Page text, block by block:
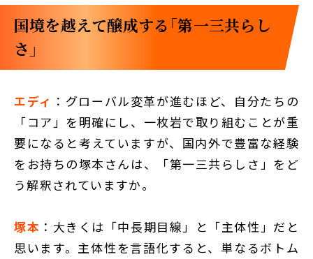
国境を越えて醸成する「第一三共らし
さ」
エディ ：グローバル変革が進むほど、自分たちの
「コア」を明確にし、一枚岩で取り組むことが重
要になると考えていますが、国内外で豊富な経験
をお持ちの塚本さんは、「第一三共らしさ」をど
う解釈されていますか。
塚本 ：大きくは「中長期目線」と「主体性」だと
思います。主体性を言語化すると、単なるボトム